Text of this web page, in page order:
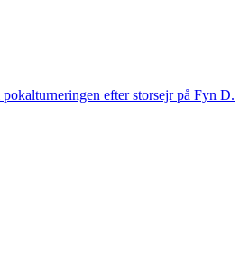
efter storsejr på Fyn D.